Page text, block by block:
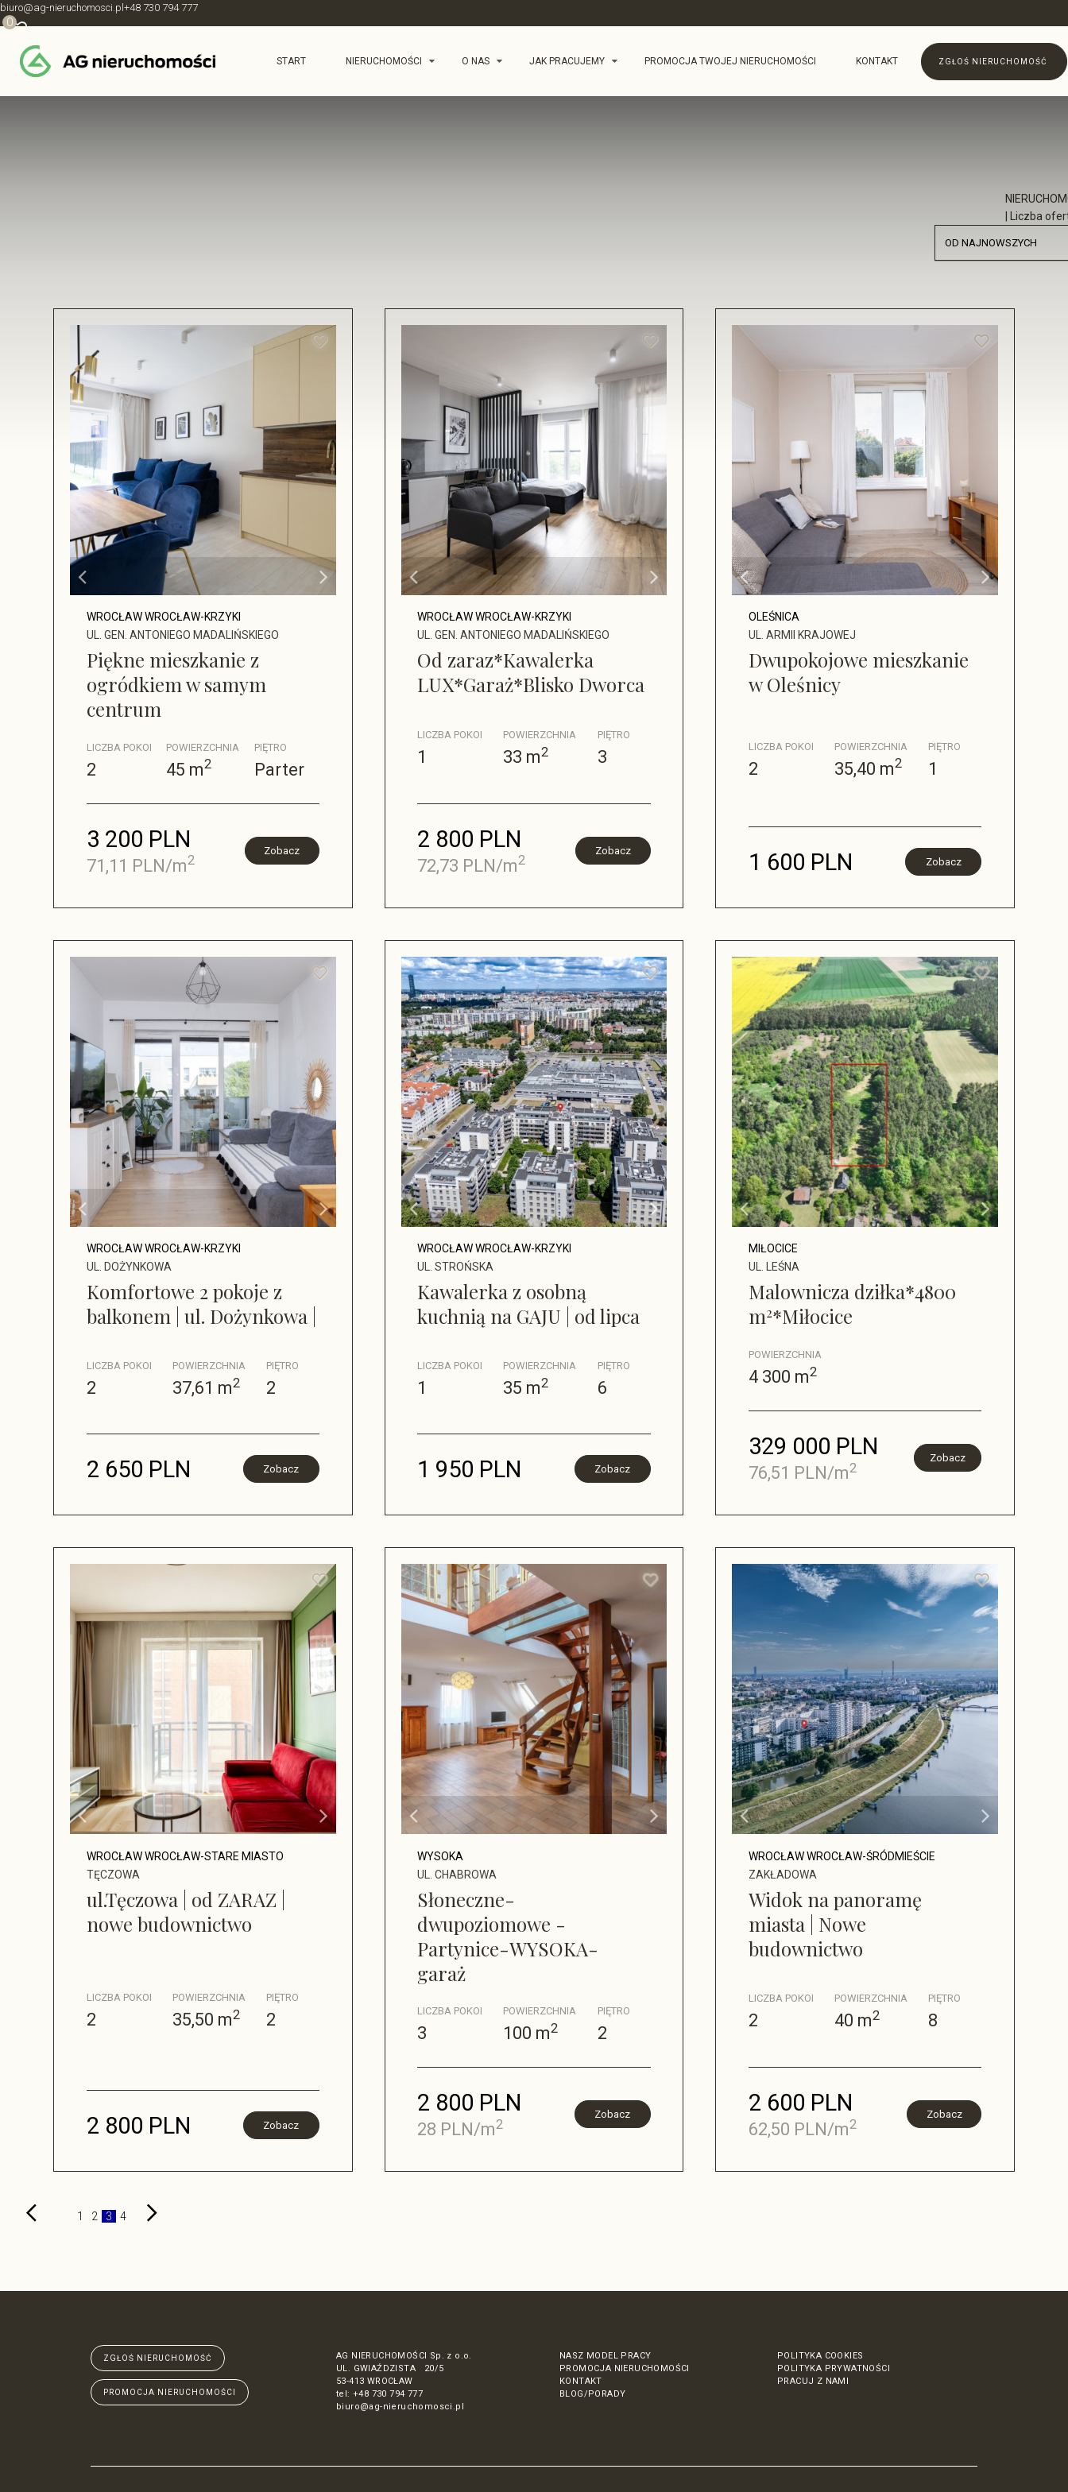
biuro@ag-nieruchomosci.pl +48 730 794 777
0
START NIERUCHOMOŚCI O NAS JAK PRACUJEMY PROMOCJA TWOJEJ NIERUCHOMOŚCI KONTAKT ZGŁOŚ NIERUCHOMOŚĆ
| Liczba
OD NAJNOWSZYCH
WROCŁAW WROCŁAW-KRZYKI
UL. GEN. ANTONIEGO MADALIŃSKIEGO
Piękne mieszkanie z
ogródkiem w samym
centrum
LICZBA POKOI
2
POWIERZCHNIA
45 m2
PIĘTRO
Parter
3 200 PLN
71,11 PLN/m2
Zobacz
WROCŁAW WROCŁAW-KRZYKI
UL. GEN. ANTONIEGO MADALIŃSKIEGO
Od zaraz*Kawalerka
LUX*Garaż*Blisko Dworca
LICZBA POKOI
1
POWIERZCHNIA
33 m2
PIĘTRO
3
2 800 PLN
72,73 PLN/m2
Zobacz
OLEŚNICA
UL. ARMII KRAJOWEJ
Dwupokojowe mieszkanie
w Oleśnicy
LICZBA POKOI
2
POWIERZCHNIA
35,40 m2
PIĘTRO
1
1 600 PLN Zobacz
WROCŁAW WROCŁAW-KRZYKI
UL. DOŻYNKOWA
Komfortowe 2 pokoje z
balkonem | ul. Dożynkowa |
LICZBA POKOI
2
POWIERZCHNIA
37,61 m2
PIĘTRO
2
2 650 PLN Zobacz
WROCŁAW WROCŁAW-KRZYKI
UL. STROŃSKA
Kawalerka z osobną
kuchnią na GAJU | od lipca
LICZBA POKOI
1
POWIERZCHNIA
35 m2
PIĘTRO
6
1 950 PLN Zobacz
MIŁOCICE
UL. LEŚNA
Malownicza dziłka*4800
m2*Miłocice
POWIERZCHNIA
4 300 m2
329 000 PLN
76,51 PLN/m2
Zobacz
WROCŁAW WROCŁAW-STARE MIASTO
TĘCZOWA
ul.Tęczowa | od ZARAZ |
nowe budownictwo
LICZBA POKOI
2
POWIERZCHNIA
35,50 m2
PIĘTRO
2
2 800 PLN Zobacz
WYSOKA
UL. CHABROWA
Słoneczne-
dwupoziomowe -
Partynice-WYSOKA-
garaż
LICZBA POKOI
3
POWIERZCHNIA
100 m2
PIĘTRO
2
2 800 PLN
28 PLN/m2
Zobacz
WROCŁAW WROCŁAW-ŚRÓDMIEŚCIE
ZAKŁADOWA
Widok na panoramę
miasta | Nowe
budownictwo
LICZBA POKOI
2
POWIERZCHNIA
40 m2
PIĘTRO
8
2 600 PLN
62,50 PLN/m2
Zobacz
1 2 3 4
ZGŁOŚ NIERUCHOMOŚĆ
PROMOCJA NIERUCHOMOŚCI
AG NIERUCHOMOŚCI Sp. z o.o.
UL. GWIAŹDZISTA 20/5
53-413 WROCŁAW
tel:+48 730 794 777
biuro@ag-nieruchomosci.pl
NASZ MODEL PRACY
PROMOCJA NIERUCHOMOŚCI
KONTAKT
BLOG/PORADY
POLITYKA COOKIES
POLITYKA PRYWATNOŚCI
PRACUJ Z NAMI